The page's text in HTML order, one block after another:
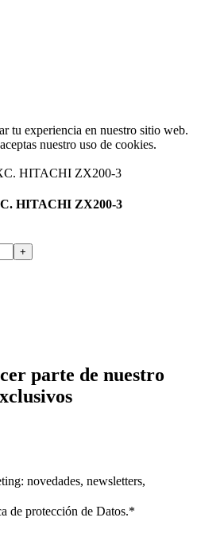
tu experiencia en nuestro sitio web.
nuestro uso de cookies.
HITACHI ZX200-3
parte de nuestro
novedades, newsletters,
de protección de Datos.*